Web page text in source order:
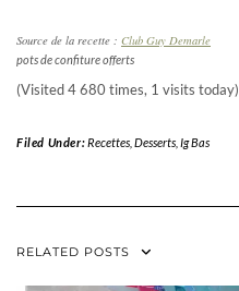
Source de la recette : Club Guy Demarle
pots de confiture offerts
(Visited 4 680 times, 1 visits today)
Filed Under:Recettes, Desserts, Ig Bas
RELATED POSTS